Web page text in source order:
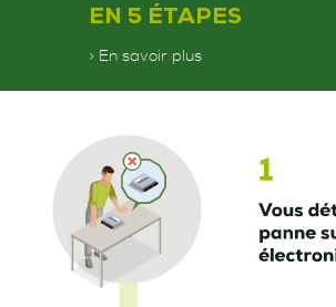
EN 5 ÉTAPES
> En savoir plus